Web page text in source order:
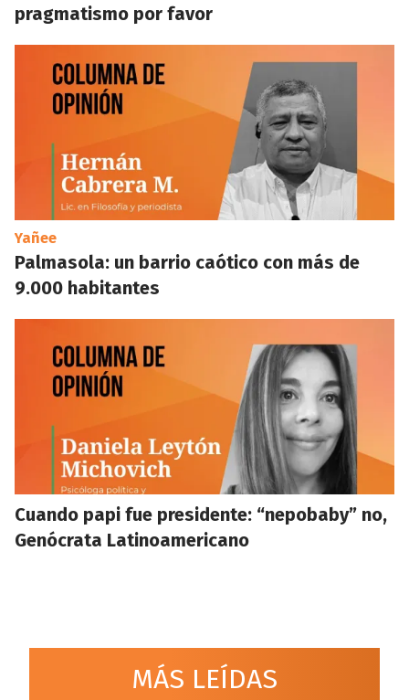
pragmatismo por favor
Yañee
Palmasola: un barrio caótico con más de
9.000 habitantes
Cuando papi fue presidente: “nepobaby” no,
Genócrata Latinoamericano
MÁS LEÍDAS